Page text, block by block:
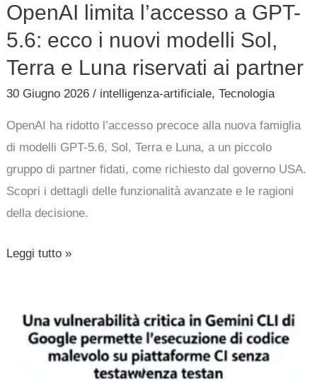
OpenAI limita l’accesso a GPT-
5.6: ecco i nuovi modelli Sol,
Terra e Luna riservati ai partner
30 Giugno 2026/ intelligenza-artificiale,Tecnologia
OpenAI ha ridotto l’accesso precoce alla nuova famiglia
di modelli GPT-5.6, Sol, Terra e Luna, a un piccolo
gruppo di partner fidati, come richiesto dal governo USA.
Scopri i dettagli delle funzionalità avanzate e le ragioni
della decisione.
ai
partner
Leggi tutto »
vulnerabilità